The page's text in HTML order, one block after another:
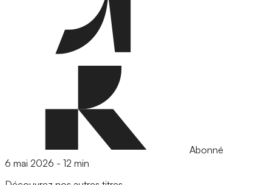
Abonné
6 mai 2026 - 12 min